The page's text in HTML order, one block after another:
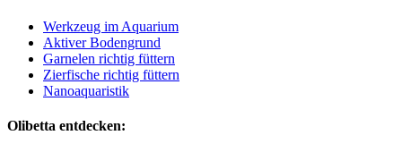
Werkzeug im Aquarium
Aktiver Bodengrund
Garnelen richtig füttern
Zierfische richtig füttern
Nanoaquaristik
Olibetta entdecken: